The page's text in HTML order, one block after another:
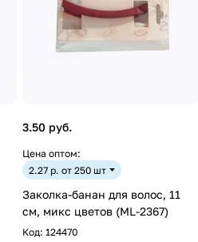
3.50 руб.
Цена оптом:
2.27 р. от 250 шт
Заколка-банан для волос, 11
см, микс цветов (ML-2367)
Код: 124470